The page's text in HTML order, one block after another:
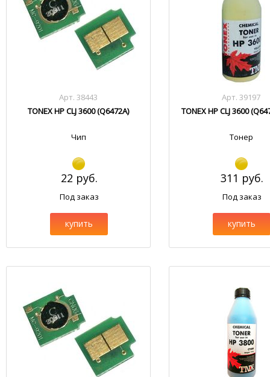
Арт. 38443
TONEX HP CLJ 3600 (Q6472A)
Чип
22 руб.
Под заказ
купить
Арт. 39197
TONEX HP CLJ 3600
Тонер
311 руб.
Под заказ
купить